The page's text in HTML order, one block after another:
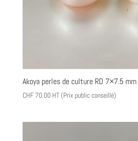
Akoya perles de culture RD 7×7.5 mm
CHF70.00 HT (Prix public conseillé)